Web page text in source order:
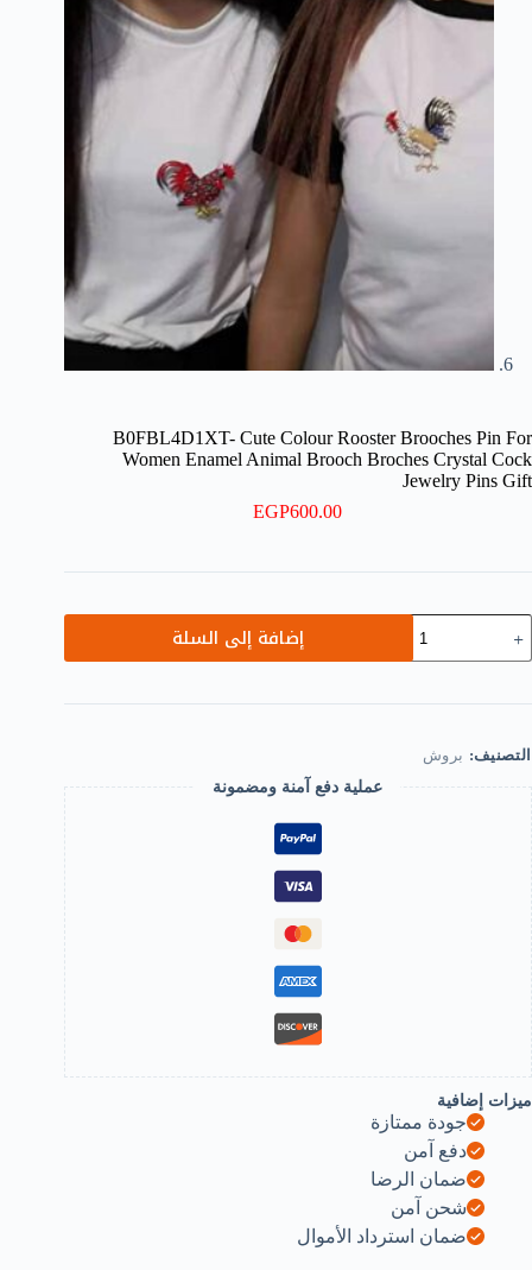
B0FBL4D1XT- Cute Colour Rooster Brooches Pin For
Women Enamel Animal Brooch Broches Crystal Cock
Jewelry Pins Gift
EGP600.00
B0FBL4D1XT-
Cute
Rooster
Pin
For
Women
Enamel
Animal
Brooch
Broches
Crystal
Cock
Jewelry
Pins
Gift
إضافة إلى السلة
التصنيف: بروش
عملية دفع آمنة ومضمونة
ميزات إضافية
جودة ممتازة
دفع آمن
ضمان الرضا
شحن آمن
ضمان استرداد الأموال